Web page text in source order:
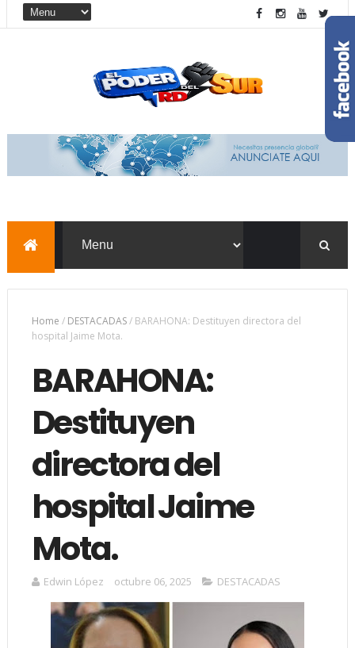
Home / DESTACADAS/ BARAHONA: Destituyen directora del
hospital Jaime Mota.
BARAHONA:
Destituyen
directora del
hospital Jaime
Mota.
Edwin López octubre 06, 2025 DESTACADAS